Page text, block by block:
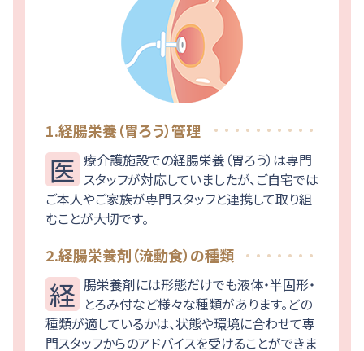
1.経腸栄養（胃ろう）管理
医療介護施設での経腸栄養（胃ろう）は専門 スタッフが対応していましたが、ご自宅では
ご本人やご家族が専門スタッフと連携して取り組
むことが大切です。
2.経腸栄養剤（流動食）の種類
経腸栄養剤には形態だけでも液体・半固形・ とろみ付など様々な種類があります。どの
種類が適しているかは、状態や環境に合わせて専
門スタッフからのアドバイスを受けることができま